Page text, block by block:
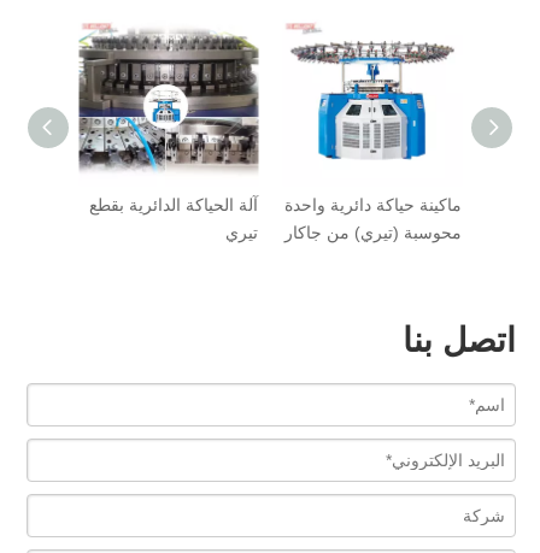
آلة الحياكة الدائرية بقطع
تيري
ماكينة حياكة دائرية واحدة
محوسبة (تيري) من جاكار
اتصل بنا